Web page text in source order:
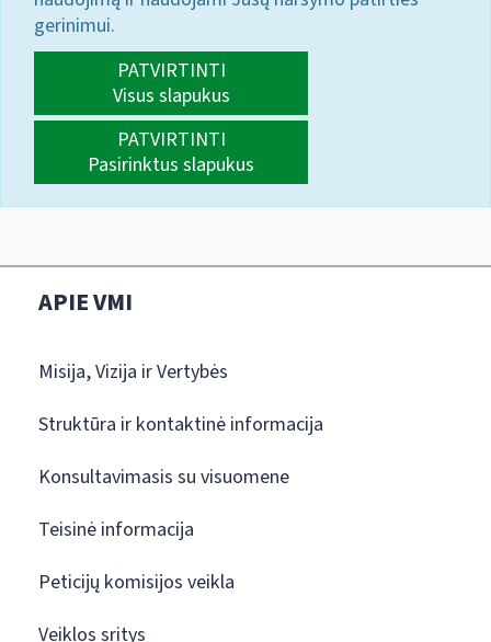
gerinimui.
PATVIRTINTI
Visus slapukus
PATVIRTINTI
Pasirinktus slapukus
APIE VMI
Misija, Vizija ir Vertybės
Struktūra ir kontaktinė informacija
Konsultavimasis su visuomene
Teisinė informacija
Peticijų komisijos veikla
Veiklos sritys